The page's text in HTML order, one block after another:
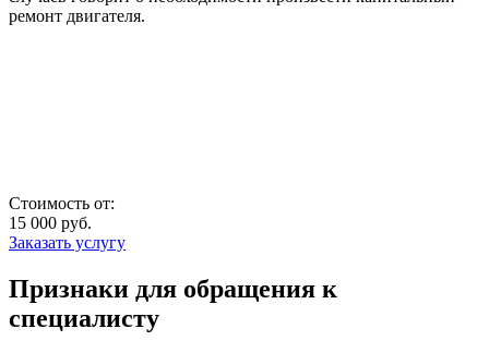
ремонт двигателя.
Стоимость от:
15 000 руб.
Заказать услугу
Признаки для обращения к
специалисту